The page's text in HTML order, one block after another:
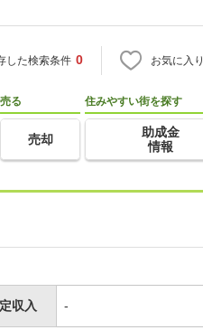
した検索条件 0 お気に入り
売る
売却
住みやすい街を探す
助成金
情報
収入 -